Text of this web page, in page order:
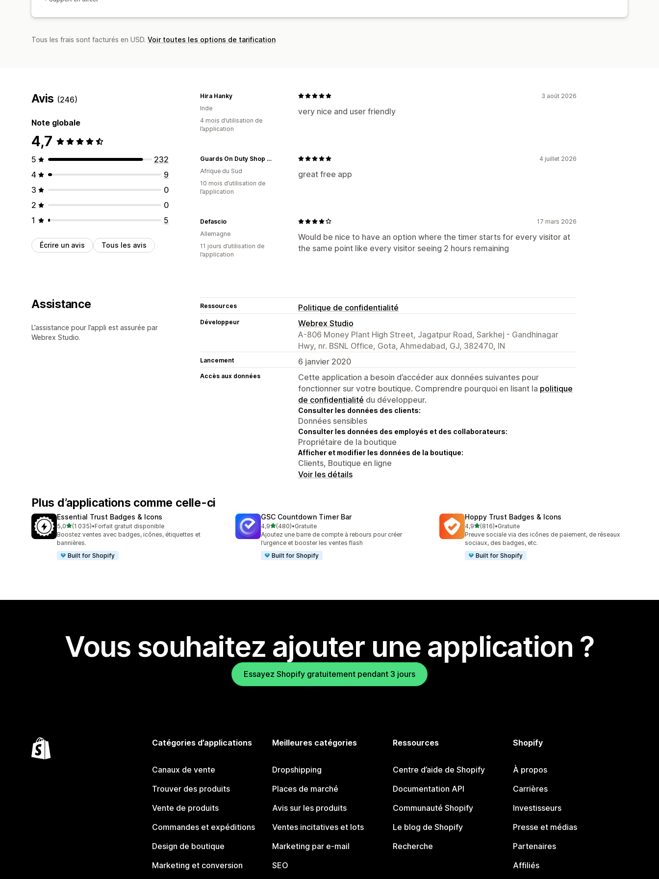
Tous les frais sont facturés en USD. Voir toutes les options de tarification
Avis (246)
Note globale
4,7
5
232
4
9
3
0
2
0
1
5
Écrire un avis Tous les avis
3 août 2026
very nice and user friendly
Hira Hanky
Inde
4 mois d’utilisation de
l’application
4 juillet 2026
great free app
Guards On Duty Shop & Security Guards
Afrique du Sud
10 mois d’utilisation de
l’application
17 mars 2026
Would be nice to have an option where the timer starts for every visitor at
the same point like every visitor seeing 2 hours remaining
Defascio
Allemagne
11 jours d’utilisation de
l’application
Assistance
L’assistance pour l’appli est assurée par
Webrex Studio.
Ressources Politique de confidentialité
Développeur
Webrex Studio
A-806 Money Plant High Street, Jagatpur Road, Sarkhej - Gandhinagar
Hwy, nr. BSNL Office, Gota, Ahmedabad, GJ, 382470, IN
Lancement 6 janvier 2020
Accès aux données
Cette application a besoin d’accéder aux données suivantes pour
fonctionner sur votre boutique. Comprendre pourquoi en lisant la politique
de confidentialité du développeur.
Consulter les données des clients:
Données sensibles
Consulter les données des employés et des collaborateurs:
Propriétaire de la boutique
Afficher et modifier les données de la boutique:
Clients, Boutique en ligne
Voir les détails
Plus d’applications comme celle-ci
Essential Trust Badges & Icons
5,0étoile(s) sur 5
(1 035)
1035 avis au total
•Forfait gratuit disponible
Boostez ventes avec badges, icônes, étiquettes et
bannières.
Built for Shopify
GSC Countdown Timer Bar
4,9étoile(s) sur 5
(480)
480 avis au total
•Gratuite
Ajoutez une barre de compte à rebours pour créer
l’urgence et booster les ventes flash
Built for Shopify
Hoppy Trust Badges & Icons
4,9étoile(s) sur 5
(816)
816 avis au total
•Gratuite
Preuve sociale via des icônes de paiement, de réseaux
sociaux, des badges, etc.
Built for Shopify
Vous souhaitez ajouter une application ?
Essayez Shopify gratuitement pendant 3 jours
Catégories d’applications
Canaux de vente
Trouver des produits
Vente de produits
Commandes et expéditions
Design de boutique
Marketing et conversion
Meilleures catégories
Dropshipping
Places de marché
Avis sur les produits
Ventes incitatives et lots
Marketing par e-mail
SEO
Ressources
Centre d’aide de Shopify
Documentation API
Communauté Shopify
Le blog de Shopify
Recherche
Shopify
À propos
Carrières
Investisseurs
Presse et médias
Partenaires
Affiliés